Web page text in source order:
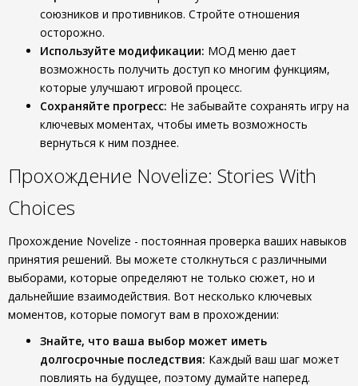
союзников и противников. Стройте отношения
осторожно.
Используйте модификации: МОД меню дает
возможность получить доступ ко многим функциям,
которые улучшают игровой процесс.
Сохраняйте прогресс: Не забывайте сохранять игру на
ключевых моментах, чтобы иметь возможность
вернуться к ним позднее.
Прохождение Novelize: Stories With
Choices
Прохождение Novelize - постоянная проверка ваших навыков
принятия решений. Вы можете столкнуться с различными
выборами, которые определяют не только сюжет, но и
дальнейшие взаимодействия. Вот несколько ключевых
моментов, которые помогут вам в прохождении:
Знайте, что ваша выбор может иметь
долгосрочные последствия: Каждый ваш шаг может
повлиять на будущее, поэтому думайте наперед.